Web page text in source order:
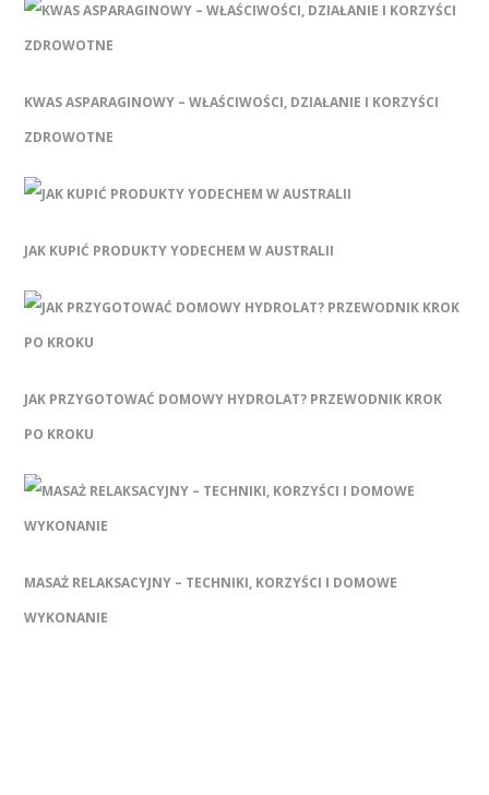
KWAS ASPARAGINOWY – WŁAŚCIWOŚCI, DZIAŁANIE I KORZYŚCI
ZDROWOTNE
JAK KUPIĆ PRODUKTY YODECHEM W AUSTRALII
JAK PRZYGOTOWAĆ DOMOWY HYDROLAT? PRZEWODNIK KROK
PO KROKU
MASAŻ RELAKSACYJNY – TECHNIKI, KORZYŚCI I DOMOWE
WYKONANIE